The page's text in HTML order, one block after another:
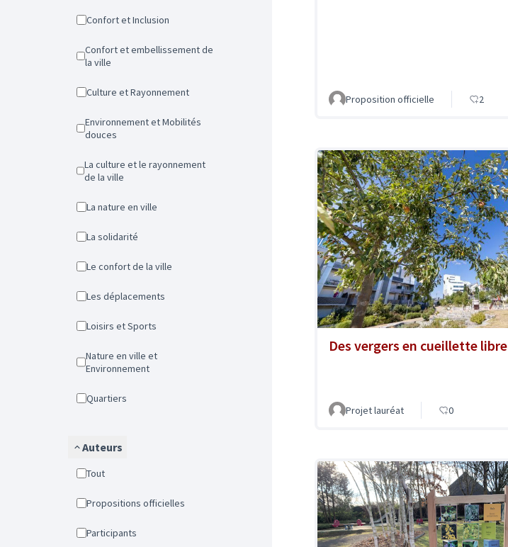
Confort et Inclusion
Confort et embellissement de
la ville
Culture et Rayonnement
Environnement et Mobilités
douces
La culture et le rayonnement
de la ville
La nature en ville
La solidarité
Le confort de la ville
Les déplacements
Loisirs et Sports
Nature en ville et
Environnement
Quartiers
Auteurs
Tout
Propositions officielles
Participants
Proposition officielle 2
Des vergers en cueillette libre
Projet lauréat 0